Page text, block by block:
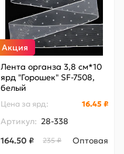
Акция
Лента органза 3,8 см*10
ярд "Горошек" SF-7508,
белый
Цена за ярд: 16.45 ₽
Артикул: 28-338
164.50 ₽
235 ₽ Оптовая